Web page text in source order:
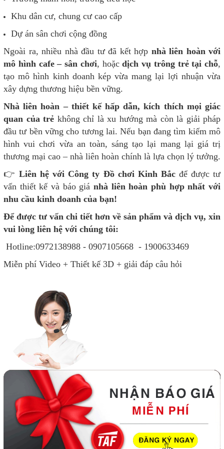
Khu dân cư, chung cư cao cấp
Dự án sân chơi cộng đồng
Ngoài ra, nhiều nhà đầu tư đã kết hợp nhà liên hoàn với
mô hình cafe – sân chơi, hoặcdịch vụ trông trẻ tại chỗ,
tạo mô hình kinh doanh kép vừa mang lại lợi nhuận vừa
xây dựng thương hiệu bền vững.
Nhà liên hoàn – thiết kế hấp dẫn, kích thích mọi giác
quan của trẻ không chỉ là xu hướng mà còn là giải pháp
đầu tư bền vững cho tương lai. Nếu bạn đang tìm kiếm mô
hình vui chơi vừa an toàn, sáng tạo lại mang lại giá trị
thương mại cao – nhà liên hoàn chính là lựa chọn lý tưởng.
👉Liên hệ với Công ty Đồ chơi Kinh Bắcđể được tư
vấn thiết kế và báo giá nhà liên hoàn phù hợp nhất với
nhu cầu kinh doanh của bạn!
Để được tư vấn chi tiết hơn về sản phẩm và dịch vụ, xin
vui lòng liên hệ với chúng tôi:
Hotline:0972138988 - 0907105668 - 1900633469
Miễn phí Video + Thiết kế 3D + giải đáp câu hỏi